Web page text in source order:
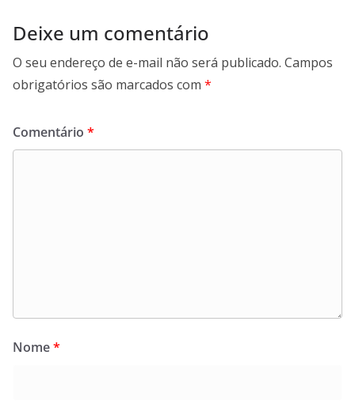
Deixe um comentário
O seu endereço de e-mail não será publicado. Campos
obrigatórios são marcados com *
Comentário *
Nome*